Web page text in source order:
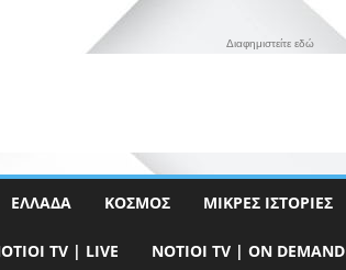
Διαφημιστείτε εδώ
ΕΛΛΆΔΑ ΚΌΣΜΟΣ ΜΙΚΡΈΣ ΙΣΤΟΡΊΕΣ
TV | LIVE NOTIOI TV | ON DEMAND